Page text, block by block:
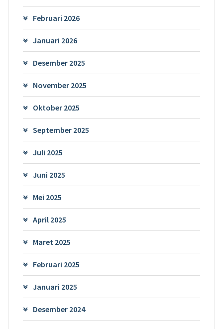
Februari 2026
Januari 2026
Desember 2025
November 2025
Oktober 2025
September 2025
Juli 2025
Juni 2025
Mei 2025
April 2025
Maret 2025
Februari 2025
Januari 2025
Desember 2024